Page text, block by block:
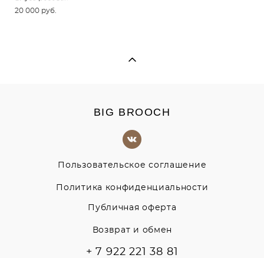
20 000 pуб.
BIG BROOCH
Пользовательское соглашение
Политика конфиденциальности
Публичная оферта
Возврат и обмен
+ 7 922 221 38 81